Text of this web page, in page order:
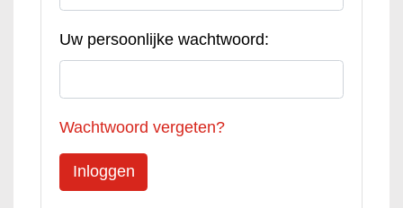
Uw persoonlijke wachtwoord:
Wachtwoord vergeten?